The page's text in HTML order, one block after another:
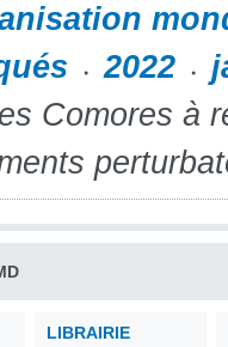
2022
Comores à
LIBRAIRIE